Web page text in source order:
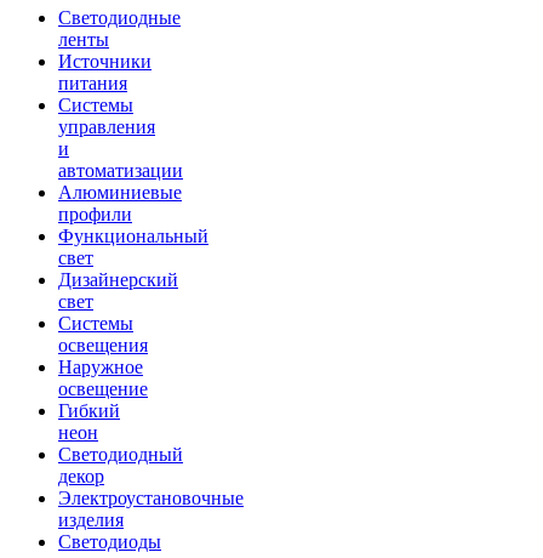
Светодиодные
ленты
Источники
питания
Системы
управления
и
автоматизации
Алюминиевые
профили
Функциональный
свет
Дизайнерский
свет
Системы
освещения
Наружное
освещение
Гибкий
неон
Светодиодный
декор
Электроустановочные
изделия
Светодиоды